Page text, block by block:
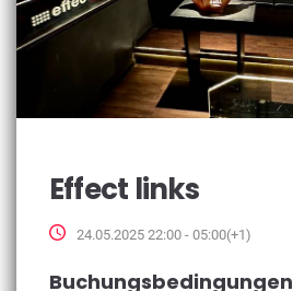
Effect links
24.05.2025 22:00 - 05:00(+1)
Buchungsbedingungen